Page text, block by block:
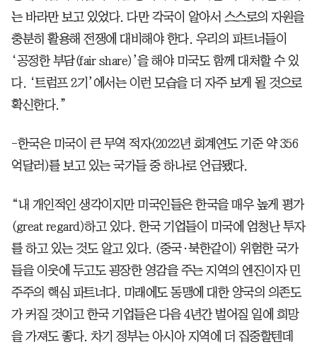
는 바라만 보고 있었다. 다만 각국이 알아서 스스로의 자원을
충분히 활용해 전쟁에 대비해야 한다. 우리의 파트너들이
‘공정한 부담(fair share)’을 해야 미국도 함께 대처할 수 있
다. ‘트럼프 2기’에서는 이런 모습을 더 자주 보게 될 것으로
확신한다.”
-한국은 미국이 큰 무역 적자(2022년 회계연도 기준 약 356
억달러)를 보고 있는 국가들 중 하나로 언급됐다.
“내 개인적인 생각이지만 미국인들은 한국을 매우 높게 평가
(great regard)하고 있다. 한국 기업들이 미국에 엄청난 투자
를 하고 있는 것도 알고 있다. (중국·북한같이) 위험한 국가
들을 이웃에 두고도 굉장한 영감을 주는 지역의 엔진이자 민
주주의 핵심 파트너다. 미래에도 동맹에 대한 양국의 의존도
가 커질 것이고 한국 기업들은 다음 4년간 벌어질 일에 희망
을 가져도 좋다. 차기 정부는 아시아 지역에 더 집중할텐데